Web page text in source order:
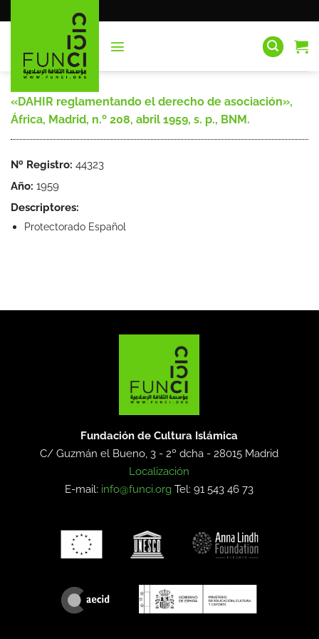
al
«DAHIR reglamentando el derecho de asociación»,
África, Madrid, n.º 208, abril 1959, s. p., BNM.
Nº Registro: 44323
Año: 1959
Descriptores:
Protectorado Español
Fundación de Cultura Islámica
C/ Guzmán el Bueno, 3 - 2º dcha -28015 Madrid
Localización
E-mail: info@funci.org Tel: 91 543 46 73